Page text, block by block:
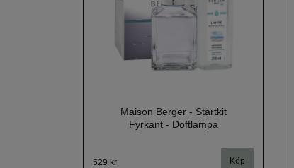
Maison Berger - Startkit
Fyrkant - Doftlampa
529 kr